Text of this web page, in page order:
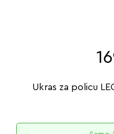
Ukras za policu